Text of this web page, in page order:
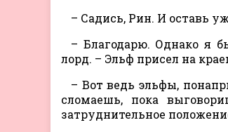
– Садись, Рин. И оставь
– Благодарю. Однако я
лорд. – Эльф присел на
– Вот ведь эльфы,
сломаешь, пока
затруднительное